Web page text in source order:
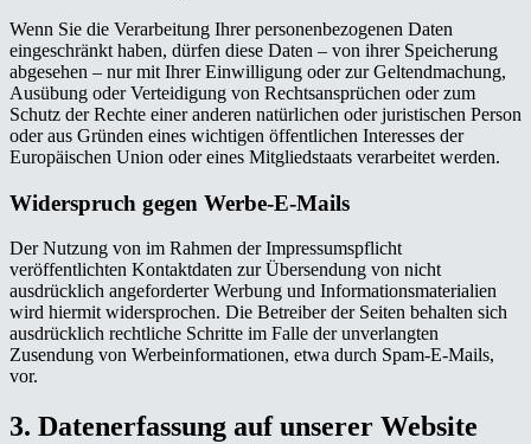
Wenn Sie die Verarbeitung Ihrer personenbezogenen Daten
eingeschränkt haben, dürfen diese Daten – von ihrer Speicherung
abgesehen – nur mit Ihrer Einwilligung oder zur Geltendmachung,
Ausübung oder Verteidigung von Rechtsansprüchen oder zum
Schutz der Rechte einer anderen natürlichen oder juristischen Person
oder aus Gründen eines wichtigen öffentlichen Interesses der
Europäischen Union oder eines Mitgliedstaats verarbeitet werden.
Widerspruch gegen Werbe-E-Mails
Der Nutzung von im Rahmen der Impressumspflicht
veröffentlichten Kontaktdaten zur Übersendung von nicht
ausdrücklich angeforderter Werbung und Informationsmaterialien
wird hiermit widersprochen. Die Betreiber der Seiten behalten sich
ausdrücklich rechtliche Schritte im Falle der unverlangten
Zusendung von Werbeinformationen, etwa durch Spam-E-Mails,
vor.
3. Datenerfassung auf unserer Website